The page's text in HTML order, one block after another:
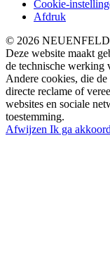
Cookie-
Afdruk
© 2026
Deze website maakt
de technische werking
Andere cookies, die
directe reclame of
websites en sociale
toestemming.
Afwijzen Ik ga akkoord